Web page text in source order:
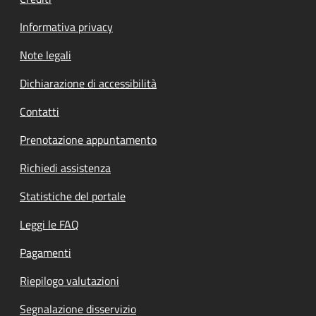
Informativa privacy
Note legali
Dichiarazione di accessibilità
Contatti
Prenotazione appuntamento
Richiedi assistenza
Statistiche del portale
Leggi le FAQ
Pagamenti
Riepilogo valutazioni
Segnalazione disservizio